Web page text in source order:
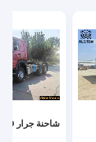
شاحنة جرار HOWO